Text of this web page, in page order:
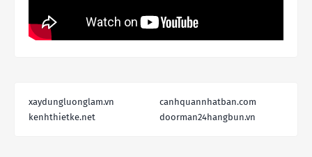
xaydungluonglam.vn
canhquannhatban.com
kenhthietke.net
doorman24hangbun.vn